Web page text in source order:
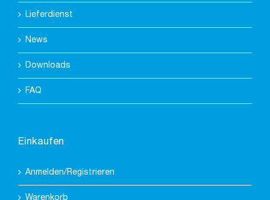
Lieferdienst
News
Downloads
FAQ
Einkaufen
Anmelden/Registrieren
Warenkorb